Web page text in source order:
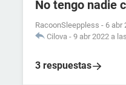
No tengo nadie
RacoonSleeppless - 6 abr
Cilova - 9 abr 2022 a
3 respuestas